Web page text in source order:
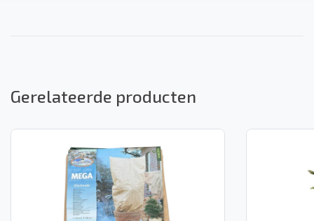
Gerelateerde producten